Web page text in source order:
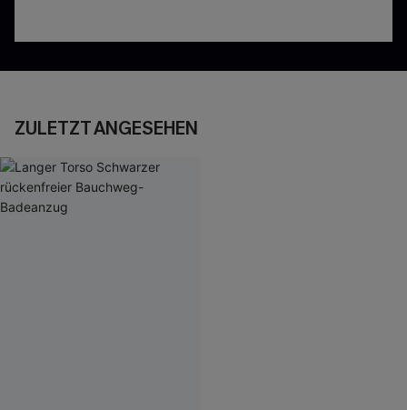
ZULETZT ANGESEHEN